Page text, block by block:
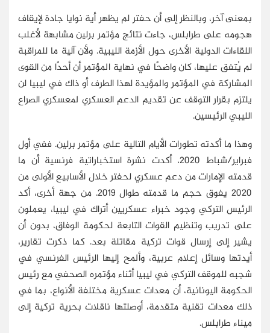
بمعنى آخر، وبالنظر إلى أن حفتر لم يظهر أية نوايا جادة لإيقاف
هجومه على طرابلس، جاءت نتائج مؤتمر برلين مشابهة لأغلب
اللقاءات الدولية الأخرى حول الأزمة الليبية. ولأن آلية ما للمراقبة
لم يُتفق عليها، كان واضحًا في نهاية المؤتمر أن أحدًا من القوى
المشاركة في المؤتمر والمؤيدة لهذا الطرف أو ذاك في ليبيا لن
يلتزم بقرار التوقف عن تقديم الدعم العسكري لمعسكري الصراع
الليبي الرئيسين.
وهذا ما أكدته تطورات الأيام التالية على مؤتمر برلين. ففي أول
فبراير/شباط 2020، أكدت نشرة استخباراتية فرنسية أن ما
قدمته الإمارات من دعم عسكري لحفتر خلال الأسابيع الأولى من
2020 يفوق حجم ما قدمته طوال 2019. من جهة أخرى، أكد
الرئيس التركي وجود خبراء عسكريين أتراك في ليبيا، يعملون
على تدريب وتنظيم القوات التابعة لحكومة الوفاق، بدون أن
يشير إلى إرسال قوات تركية مقاتلة بعد. كما ذكرت تقارير،
أيدتها وسائل إعلام عربية، وألمح إليها الرئيس الفرنسي في
شجبه للموقف التركي في ليبيا أثناء مؤتمره الصحفي مع رئيس
الحكومة اليونانية، أن معدات عسكرية مختلفة الأنواع، بما في
ذلك معدات تقنية متقدمة، أوصلتها ناقلات بحرية تركية إلى
ميناء طرابلس.